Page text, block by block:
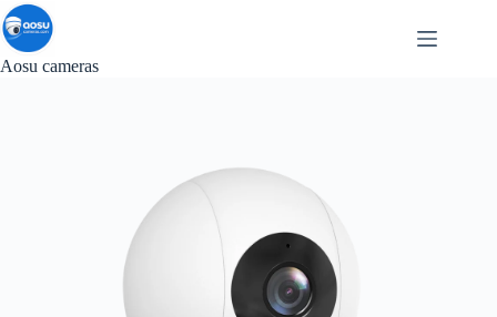
Passer
au
contenu
Aosu cameras